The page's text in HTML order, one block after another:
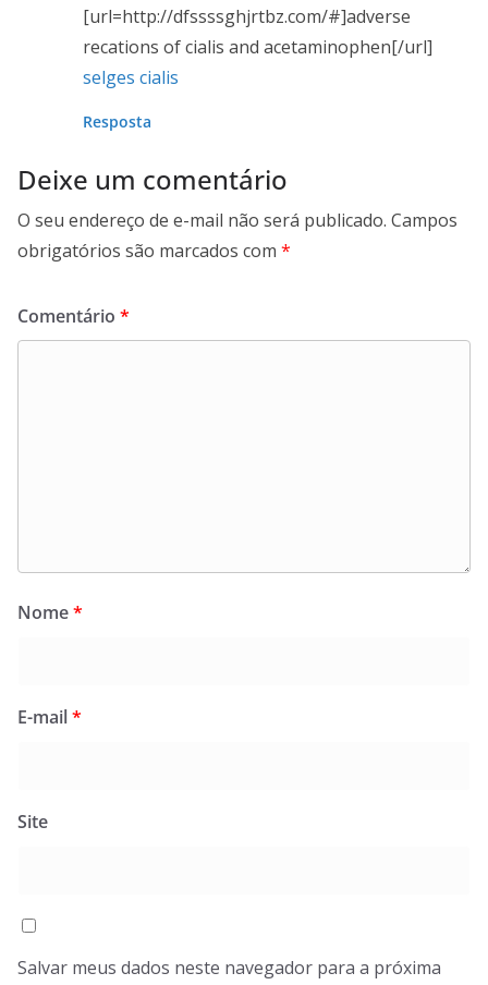
[url=http://dfssssghjrtbz.com/#]adverse
recations of cialis and acetaminophen[/url]
selges cialis
Resposta
Deixe um comentário
O seu endereço de e-mail não será publicado. Campos
obrigatórios são marcados com *
Comentário *
Nome*
E-mail*
Site
Salvar meus dados neste navegador para a próxima